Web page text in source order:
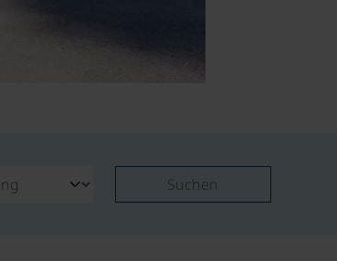
Suchen